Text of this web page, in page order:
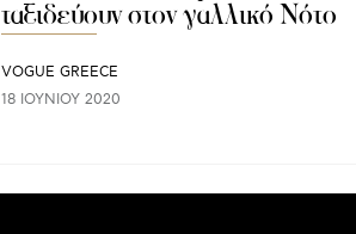
ταξιδεύουν στον γαλλικό Νότο
VOGUE GREECE
18 ΙΟΥΝΊΟΥ 2020